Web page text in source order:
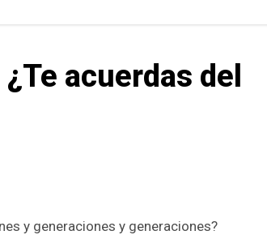
acuerdas del
y generaciones y generaciones?